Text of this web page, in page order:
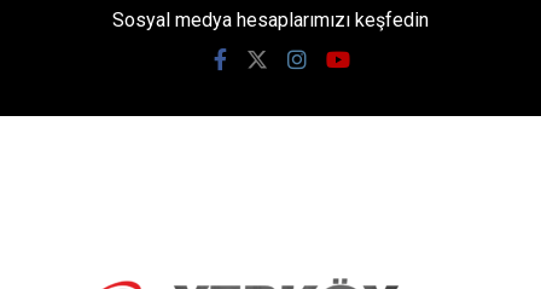
Sosyal medya hesaplarımızı keşfedin